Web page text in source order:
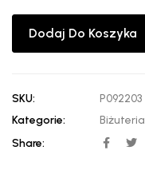
Dodaj Do Koszyka
SKU:
P092203
Kategorie:
Biżuteria
Share: